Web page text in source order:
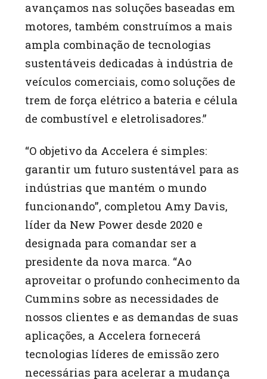
avançamos nas soluções baseadas em
motores, também construímos a mais
ampla combinação de tecnologias
sustentáveis dedicadas à indústria de
veículos comerciais, como soluções de
trem de força elétrico a bateria e célula
de combustível e eletrolisadores.”
“O objetivo da Accelera é simples:
garantir um futuro sustentável para as
indústrias que mantém o mundo
funcionando”, completou Amy Davis,
líder da New Power desde 2020 e
designada para comandar ser a
presidente da nova marca. “Ao
aproveitar o profundo conhecimento da
Cummins sobre as necessidades de
nossos clientes e as demandas de suas
aplicações, a Accelera fornecerá
tecnologias líderes de emissão zero
necessárias para acelerar a mudança